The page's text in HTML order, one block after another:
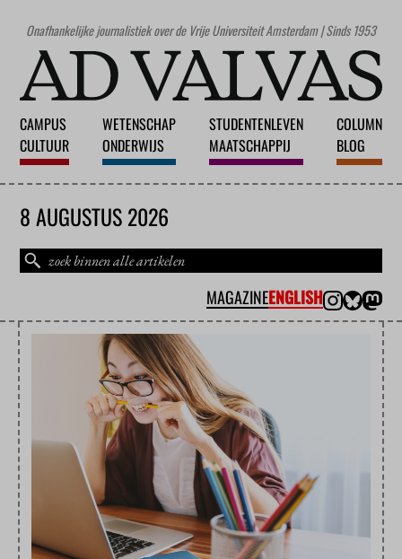
Onafhankelijke journalistiek over de Vrije Universiteit Amsterdam | Sinds 1953
CAMPUS
CULTUUR
WETENSCHAP
ONDERWIJS
STUDENTENLEVEN
MAATSCHAPPIJ
COLUMN
BLOG
8 AUGUSTUS 2026
MAGAZINEENGLISH